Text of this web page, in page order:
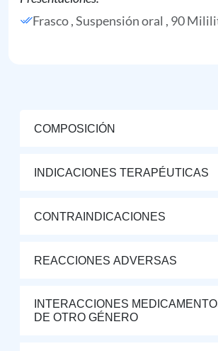
Frasco , Suspensión oral , 90
COMPOSICIÓN
INDICACIONES TERAPÉUTICAS
CONTRAINDICACIONES
REACCIONES ADVERSAS
INTERACCIONES
DE OTRO GÉNERO